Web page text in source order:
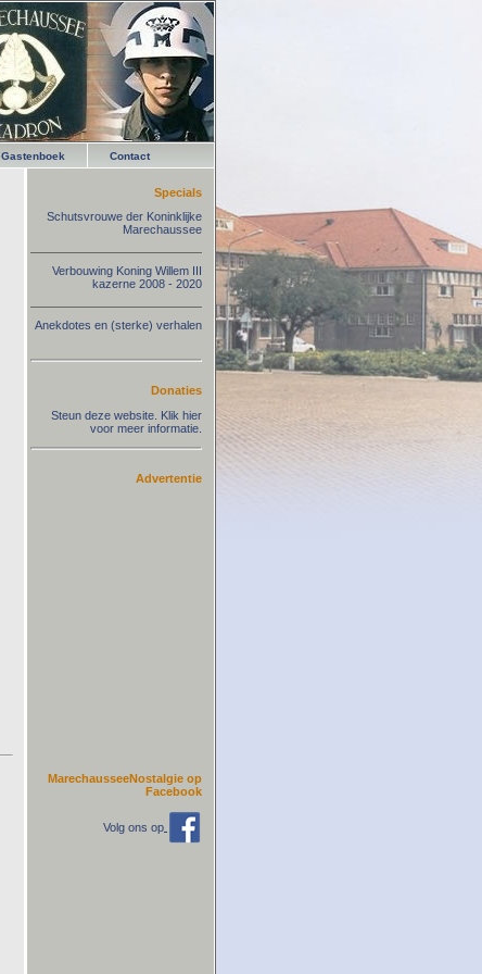
Gastenboek Contact
Specials
Schutsvrouwe der Koninklijke
Marechaussee
Verbouwing Koning Willem III
kazerne 2008 - 2020
Anekdotes en (sterke) verhalen
Donaties
Steun deze website. Klik hier
voor meer informatie.
Advertentie
MarechausseeNostalgie op
Facebook
Volg ons op